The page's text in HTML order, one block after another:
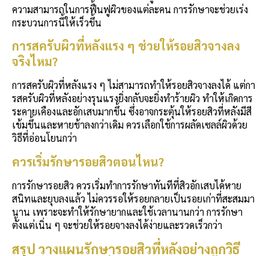
ความสามารถในการฟื้นฟูผิวของแต่ละคน การรักษาจะช่วยเร่ง
กระบวนการนี้ให้เร็วขึ้น
การสครับผิวที่หลังแรง ๆ ช่วยให้รอยสิวจางลง
จริงไหม?
การสครับผิวที่หลังแรง ๆ ไม่สามารถทำให้รอยสิวจางลงได้ แต่กา
รสครับผิวที่หลังอย่างรุนแรงยิ่งกลับจะยิ่งทำร้ายผิว ทำให้เกิดการ
ระคายเคืองและอักเสบมากขึ้น ซึ่งอาจกระตุ้นให้รอยสิวที่หลังมีสี
เข้มขึ้นและหายช้าลงกว่าเดิม ควรเลือกใช้การผลัดเซลล์ผิวด้วย
วิธีที่อ่อนโยนกว่า
ควรเริ่มรักษารอยสิวตอนไหน?
การรักษารอยสิว ควรเริ่มทำการรักษาทันทีที่สิวอักเสบได้หาย
สนิทและยุบลงแล้ว ไม่ควรรอให้รอยกลายเป็นรอยเก่าที่สะสมมา
นาน เพราะจะทำให้รักษายากและใช้เวลานานกว่า การรักษา
ตั้งแต่เนิ่น ๆ จะช่วยให้รอยจางลงได้ง่ายและรวดเร็วกว่า
สรุป วางแผนรักษารอยสิวที่หลังอย่างถูกวิธี